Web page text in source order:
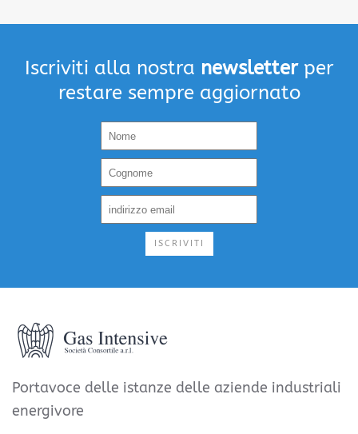
Iscriviti alla nostra newsletterper
restare sempre aggiornato
ISCRIVITI
Portavoce delle istanze delle aziende industriali
energivore